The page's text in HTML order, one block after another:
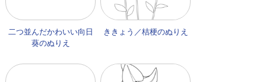
二つ並んだかわいい向日
葵のぬりえ
ききょう／桔梗のぬりえ